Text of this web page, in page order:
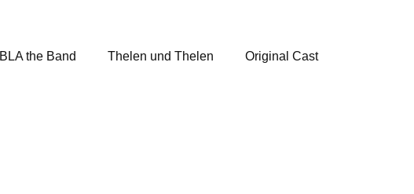
BLA the Band Thelen und Thelen Original Cast